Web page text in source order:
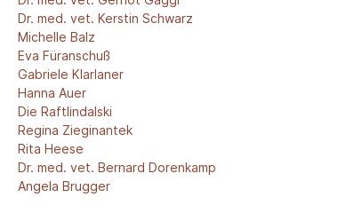
Dr. med. vet. Kerstin Schwarz
Michelle Balz
Eva Füranschuß
Gabriele Klarlaner
Hanna Auer
Die Raftlindalski
Regina Zieginantek
Rita Heese
Dr. med. vet. Bernard Dorenkamp
Angela Brugger